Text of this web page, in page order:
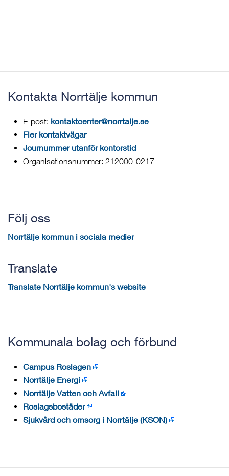
Kontakta Norrtälje kommun
E-post: kontaktcenter@norrtalje.se
Fler kontaktvägar
Journummer utanför kontorstid
Organisationsnummer: 212000-0217
Följ oss
Norrtälje kommun i sociala medier
Translate
Translate Norrtälje kommun's website
Kommunala bolag och förbund
Campus Roslagen
Norrtälje Energi
Norrtälje Vatten och Avfall
Roslagsbostäder
Sjukvård och omsorg i Norrtälje (KSON)